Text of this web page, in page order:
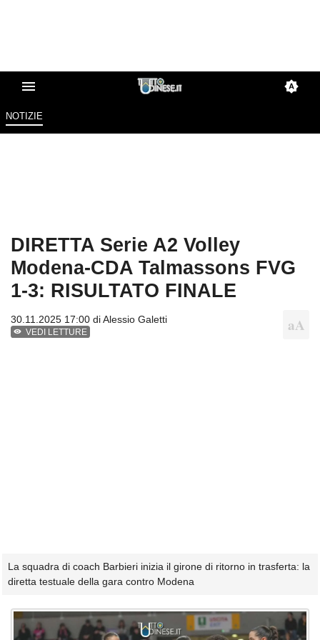
NOTIZIE
DIRETTA Serie A2 Volley
Modena-CDA Talmassons FVG
1-3: RISULTATO FINALE
30.11.2025 17:00 diAlessio Galetti
VEDI LETTURE
La squadra di coach Barbieri inizia il girone di ritorno in trasferta: la
diretta testuale della gara contro Modena